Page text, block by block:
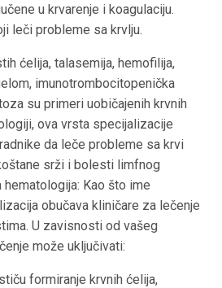
u krvarenje i koagulaciju.
leči probleme sa krvlju.
ćelija, talasemija, hemofilija,
imunotrombocitopenička
su primeri uobičajenih krvnih
ova vrsta specijalizacije
da leče probleme sa krvi
srži i bolesti limfnog
Kao što ime
obučava kliničare za lečenje
U zavisnosti od vašeg
može uključivati:
formiranje krvnih ćelija,